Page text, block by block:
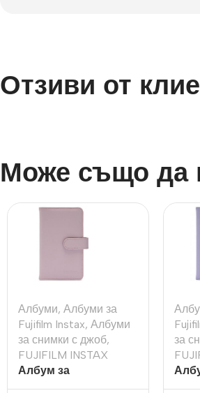
Отзиви от
Може също да
Албуми, Албуми за
Fujifilm Instax, Албуми
за снимки с джоб,
FUJIFILM INSTAX
Албум за
за